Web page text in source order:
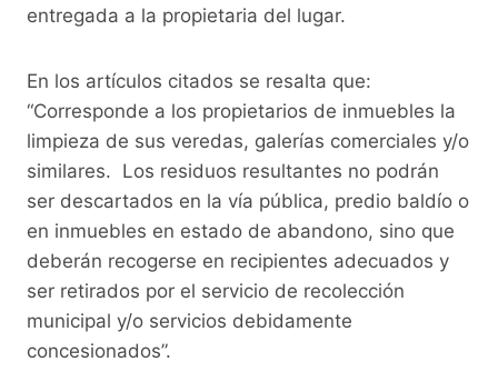
entregada a la propietaria del lugar.
En los artículos citados se resalta que:
“Corresponde a los propietarios de inmuebles la
limpieza de sus veredas, galerías comerciales y/o
similares. Los residuos resultantes no podrán
ser descartados en la vía pública, predio baldío o
en inmuebles en estado de abandono, sino que
deberán recogerse en recipientes adecuados y
ser retirados por el servicio de recolección
municipal y/o servicios debidamente
concesionados”.